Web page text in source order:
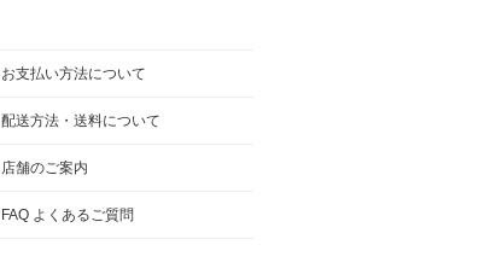
お支払い方法について
配送方法・送料について
店舗のご案内
FAQ よくあるご質問